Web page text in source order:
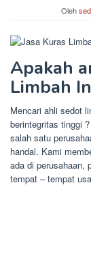
Oleh
Apakah
Limbah
Mencari ahli sedot
berintegritas tinggi
salah satu
handal. Kami
ada di perusahaan,
tempat – tempat